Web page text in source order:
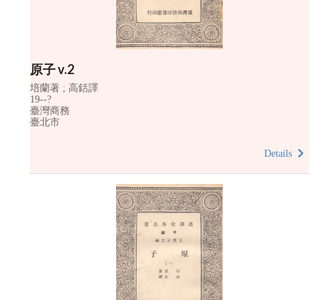
原子 v.2
培蘭著 ; 高銛譯
19--?
臺灣商務
臺北市
Details